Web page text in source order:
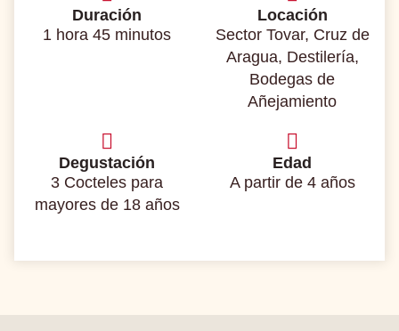
Duración
1 hora 45 minutos
Locación
Sector Tovar, Cruz de
Aragua, Destilería,
Bodegas de
Añejamiento
Degustación
3 Cocteles para
mayores de 18 años
Edad
A partir de 4 años